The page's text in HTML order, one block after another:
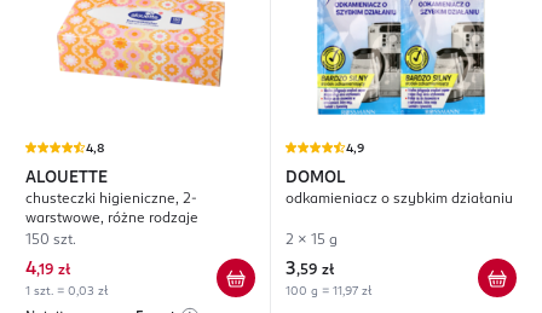
4,8
ALOUETTE
chusteczki higieniczne, 2-
warstwowe, różne rodzaje
150 szt.
4,19 zł
1 szt. = 0,03 zł
4,9
DOMOL
odkamieniacz o szybkim działaniu
2 x 15 g
3,59 zł
100 g = 11,97 zł